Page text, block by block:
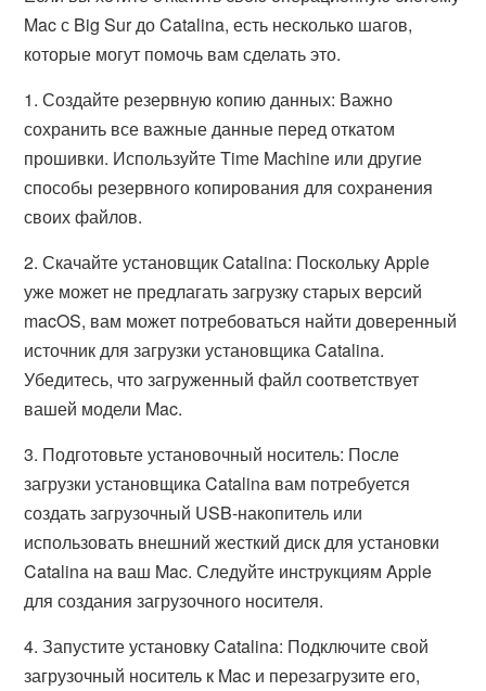
Mac с Big Sur до Catalina, есть несколько шагов,
которые могут помочь вам сделать это.
1. Создайте резервную копию данных: Важно
сохранить все важные данные перед откатом
прошивки. Используйте Time Machine или другие
способы резервного копирования для сохранения
своих файлов.
2. Скачайте установщик Catalina: Поскольку Apple
уже может не предлагать загрузку старых версий
macOS, вам может потребоваться найти доверенный
источник для загрузки установщика Catalina.
Убедитесь, что загруженный файл соответствует
вашей модели Mac.
3. Подготовьте установочный носитель: После
загрузки установщика Catalina вам потребуется
создать загрузочный USB-накопитель или
использовать внешний жесткий диск для установки
Catalina на ваш Mac. Следуйте инструкциям Apple
для создания загрузочного носителя.
4. Запустите установку Catalina: Подключите свой
загрузочный носитель к Mac и перезагрузите его,